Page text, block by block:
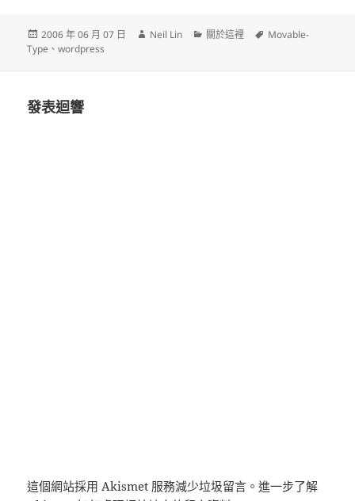
發
佈
2006 年 06 月 07 日
作
Neil Lin
分
關於這裡
標
Movable-
Type 、wordpress
發表迴響
這個網站採用 Akismet 服務減少垃圾留言。進一步了解